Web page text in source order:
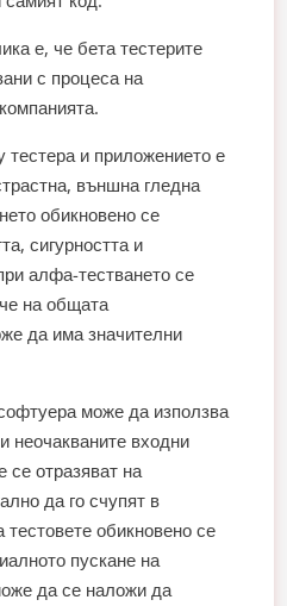
е, че бета тестерите
с процеса на
и приложението е
външна гледна
обикновено се
сигурността и
алфа-тестването се
на общата
да има значителни
може да използва
неочакваните входни
се отразяват на
да го счупят в
обикновено се
пускане на
да се наложи да